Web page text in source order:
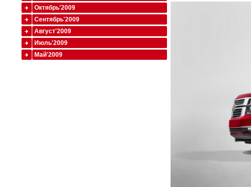
Октябрь'2009
Сентябрь'2009
Август'2009
Июль'2009
Май'2009